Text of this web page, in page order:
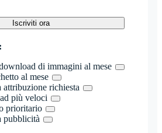
Iscriviti ora
di immagini al mese
al mese
attribuzione richiesta
più veloci
prioritario
pubblicità